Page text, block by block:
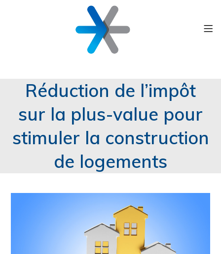
Réduction de l’impôt
sur la plus-value pour
stimuler la construction
de logements